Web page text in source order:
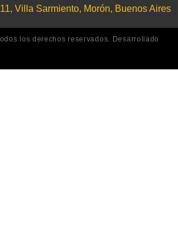
Villa Sarmiento, Morón, Buenos Aires
los derechos reservados. Desarrollado